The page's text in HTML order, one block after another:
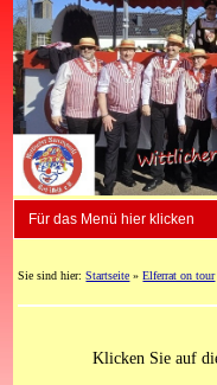
Sie sind hier:Startseite »Elferrat on tour
Klicken Sie auf